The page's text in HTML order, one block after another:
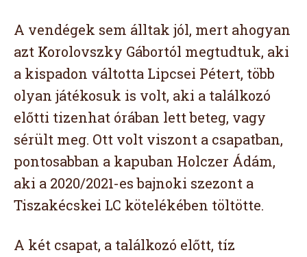
A vendégek sem álltak jól, mert ahogyan
azt Korolovszky Gábortól megtudtuk, aki
a kispadon váltotta Lipcsei Pétert, több
olyan játékosuk is volt, aki a találkozó
előtti tizenhat órában lett beteg, vagy
sérült meg. Ott volt viszont a csapatban,
pontosabban a kapuban Holczer Ádám,
aki a 2020/2021-es bajnoki szezont a
Tiszakécskei LC kötelékében töltötte.
A két csapat, a találkozó előtt, tíz